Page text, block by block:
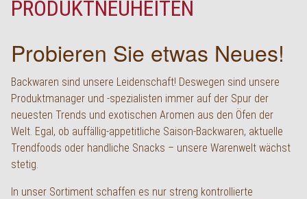
PRODUKTNEUHEITEN
Probieren Sie etwas Neues!
Backwaren sind unsere Leidenschaft! Deswegen sind unsere
Produktmanager und -spezialisten immer auf der Spur der
neuesten Trends und exotischen Aromen aus den Öfen der
Welt. Egal, ob auffällig-appetitliche Saison-Backwaren, aktuelle
Trendfoods oder handliche Snacks – unsere Warenwelt wächst
stetig.
In unser Sortiment schaffen es nur streng kontrollierte
English